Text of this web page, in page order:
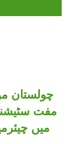
چولستان
مفت
میں